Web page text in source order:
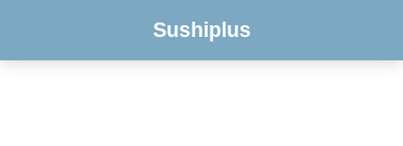
Sushiplus